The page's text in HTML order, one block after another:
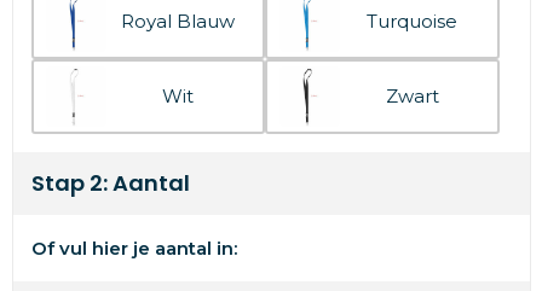
Royal Blauw Turquoise
Wit Zwart
Stap 2: Aantal
Of vul hier je aantal in: